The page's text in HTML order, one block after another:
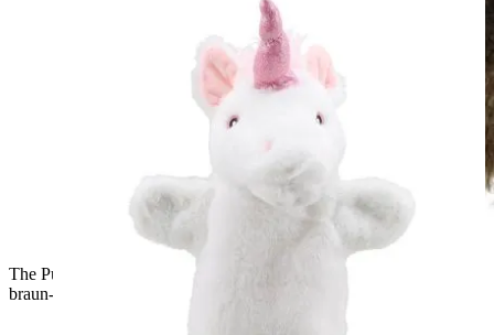
The Puppet Company Baby-Handpuppe Eule, Rückansicht mit
braun-beige gemustertem Gefieder